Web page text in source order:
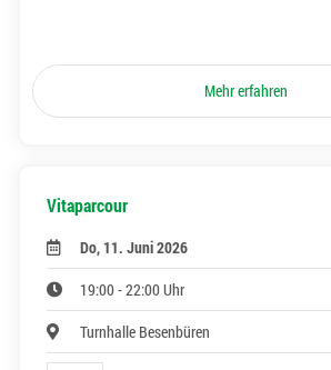
Mehr erfahren
Vitaparcour
Do, 11. Juni 2026
19:00 - 22:00 Uhr
Turnhalle Besenbüren